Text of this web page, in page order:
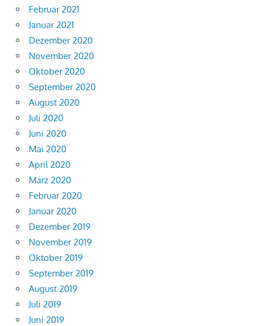
Februar 2021
Januar 2021
Dezember 2020
November 2020
Oktober 2020
September 2020
August 2020
Juli 2020
Juni 2020
Mai 2020
April 2020
März 2020
Februar 2020
Januar 2020
Dezember 2019
November 2019
Oktober 2019
September 2019
August 2019
Juli 2019
Juni 2019